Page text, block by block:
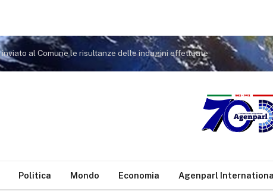
inviato al Comune le risultanze delle indagini effettuate
Politica Mondo Economia Agenparl